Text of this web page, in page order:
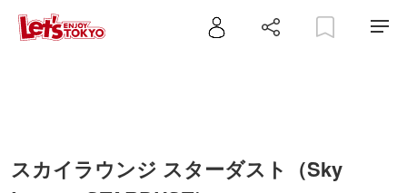
スカイラウンジ スターダスト（Sky